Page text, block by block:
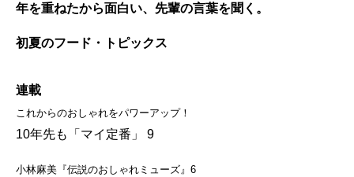
年を重ねたから面白い、先輩の言葉を聞く。
初夏のフード・トピックス
連載
これからのおしゃれをパワーアップ！
10年先も「マイ定番」 9
小林麻美『伝説のおしゃれミューズ』6